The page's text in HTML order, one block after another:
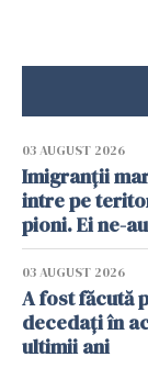
03 AUGUST 2026
Imigranții
intre pe
pioni. Ei ne-
03 AUGUST 2026
A fost făcută
decedați în
ultimii ani